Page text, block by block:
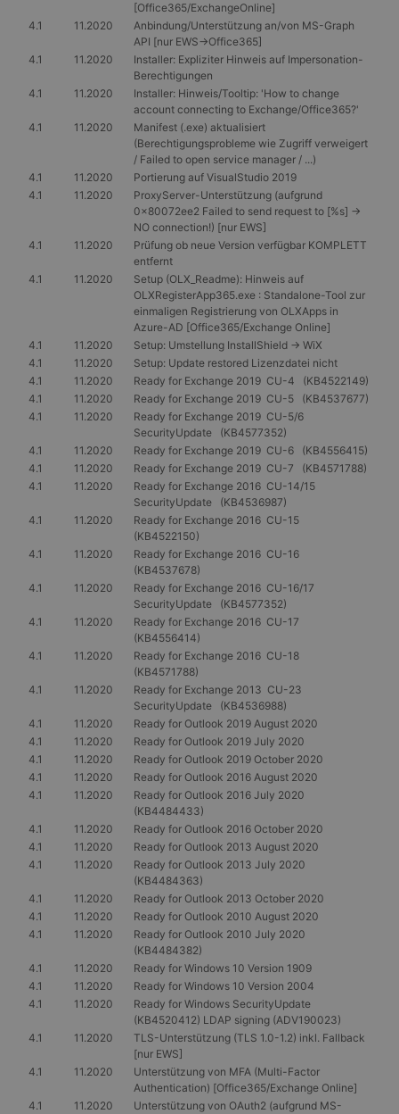
[Office365/ExchangeOnline]
4.1
11.2020
Anbindung/Unterstützung an/von MS-Graph
API [nur EWS->Office365]
4.1
11.2020
Installer: Expliziter Hinweis auf Impersonation-
Berechtigungen
4.1
11.2020
Installer: Hinweis/Tooltip: 'How to change
account connecting to Exchange/Office365?'
4.1
11.2020
Manifest (.exe) aktualisiert
(Berechtigungsprobleme wie Zugriff verweigert
/ Failed to open service manager / ...)
4.1
11.2020
Portierung auf VisualStudio 2019
4.1
11.2020
ProxyServer-Unterstützung (aufgrund
0x80072ee2 Failed to send request to [%s] ->
NO connection!) [nur EWS]
4.1
11.2020
Prüfung ob neue Version verfügbar KOMPLETT
entfernt
4.1
11.2020
Setup (OLX_Readme): Hinweis auf
OLXRegisterApp365.exe : Standalone-Tool zur
einmaligen Registrierung von OLXApps in
Azure-AD [Office365/Exchange Online]
4.1
11.2020
Setup: Umstellung InstallShield -> WiX
4.1
11.2020
Setup: Update restored Lizenzdatei nicht
4.1
11.2020
Ready for Exchange 2019 CU-4 (KB4522149)
4.1
11.2020
Ready for Exchange 2019 CU-5 (KB4537677)
4.1
11.2020
Ready for Exchange 2019 CU-5/6
SecurityUpdate (KB4577352)
4.1
11.2020
Ready for Exchange 2019 CU-6 (KB4556415)
4.1
11.2020
Ready for Exchange 2019 CU-7 (KB4571788)
4.1
11.2020
Ready for Exchange 2016 CU-14/15
SecurityUpdate (KB4536987)
4.1
11.2020
Ready for Exchange 2016 CU-15
(KB4522150)
4.1
11.2020
Ready for Exchange 2016 CU-16
(KB4537678)
4.1
11.2020
Ready for Exchange 2016 CU-16/17
SecurityUpdate (KB4577352)
4.1
11.2020
Ready for Exchange 2016 CU-17
(KB4556414)
4.1
11.2020
Ready for Exchange 2016 CU-18
(KB4571788)
4.1
11.2020
Ready for Exchange 2013 CU-23
SecurityUpdate (KB4536988)
4.1
11.2020
Ready for Outlook 2019 August 2020
4.1
11.2020
Ready for Outlook 2019 July 2020
4.1
11.2020
Ready for Outlook 2019 October 2020
4.1
11.2020
Ready for Outlook 2016 August 2020
4.1
11.2020
Ready for Outlook 2016 July 2020
(KB4484433)
4.1
11.2020
Ready for Outlook 2016 October 2020
4.1
11.2020
Ready for Outlook 2013 August 2020
4.1
11.2020
Ready for Outlook 2013 July 2020
(KB4484363)
4.1
11.2020
Ready for Outlook 2013 October 2020
4.1
11.2020
Ready for Outlook 2010 August 2020
4.1
11.2020
Ready for Outlook 2010 July 2020
(KB4484382)
4.1
11.2020
Ready for Windows 10 Version 1909
4.1
11.2020
Ready for Windows 10 Version 2004
4.1
11.2020
Ready for Windows SecurityUpdate
(KB4520412) LDAP signing (ADV190023)
4.1
11.2020
TLS-Unterstützung (TLS 1.0-1.2) inkl. Fallback
[nur EWS]
4.1
11.2020
Unterstützung von MFA (Multi-Factor
Authentication) [Office365/Exchange Online]
4.1
11.2020
Unterstützung von OAuth2 (aufgrund MS-